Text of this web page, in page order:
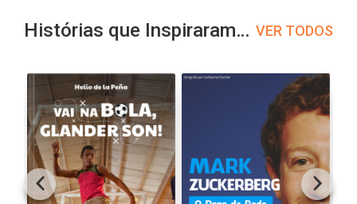
Histórias que Inspiraram filmes VER TODOS